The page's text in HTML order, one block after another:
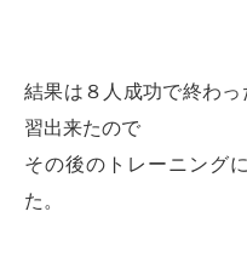
結果は８人成功で終わ
習出来たので
その後のトレーニング
た。